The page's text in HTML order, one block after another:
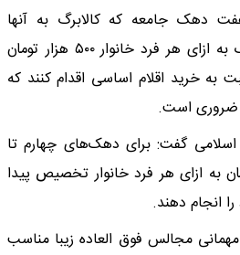
دهک جامعه که کالابرگ به آنها
اختصاص می‌یابد، سه دهک به ازای هر فرد خانوار ۵۰۰ هزار تومان
به خرید اقلام اساسی اقدام کنند که
گفت: برای دهک‌های چهارم تا
۳۵۰ هزار تومان به ازای هر فرد خانوار تخصیص پیدا
انجام دهند.
مجالس فوق العاده زیبا مناسب